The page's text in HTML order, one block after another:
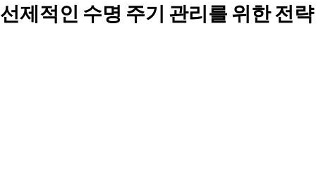
선제적인 수명 주기 관리를 위한 전략